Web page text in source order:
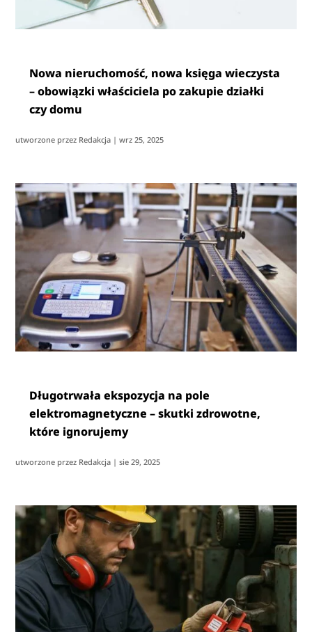
Nowa nieruchomość, nowa księga wieczysta
– obowiązki właściciela po zakupie działki
czy domu
utworzone przez Redakcja |wrz 25, 2025
Długotrwała ekspozycja na pole
elektromagnetyczne – skutki zdrowotne,
które ignorujemy
utworzone przez Redakcja |sie 29, 2025